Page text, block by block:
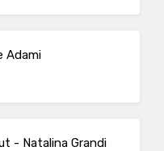
Adami
- Natalina Grandi